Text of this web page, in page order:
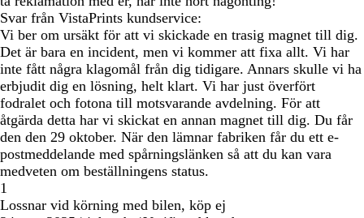
Svar från VistaPrints kundservice:
Vi ber om ursäkt för att vi skickade en trasig magnet till dig.
Det är bara en incident, men vi kommer att fixa allt. Vi har
inte fått några klagomål från dig tidigare. Annars skulle vi ha
erbjudit dig en lösning, helt klart. Vi har just överfört
fodralet och fotona till motsvarande avdelning. För att
åtgärda detta har vi skickat en annan magnet till dig. Du får
den den 29 oktober. När den lämnar fabriken får du ett e-
postmeddelande med spårningslänken så att du kan vara
medveten om beställningens status.
1
Lossnar vid körning med bilen, köp ej